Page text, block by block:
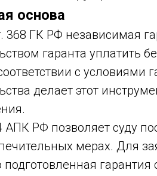
основа
368 ГК РФ независимая
гаранта
с условиями
делает этот
АПК РФ позволяет суду
мерах. Для
подготовленная гарантия